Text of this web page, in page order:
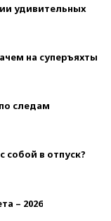
удивительных
на суперъяхты
следам
собой в отпуск?
– 2026